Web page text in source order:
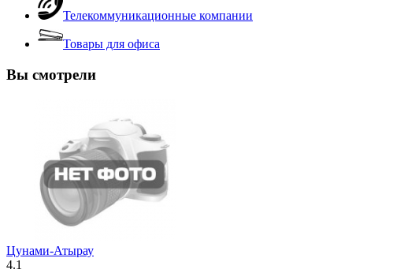
Телекоммуникационные компании
Товары для офиса
Вы смотрели
Цунами-Атырау
4.1